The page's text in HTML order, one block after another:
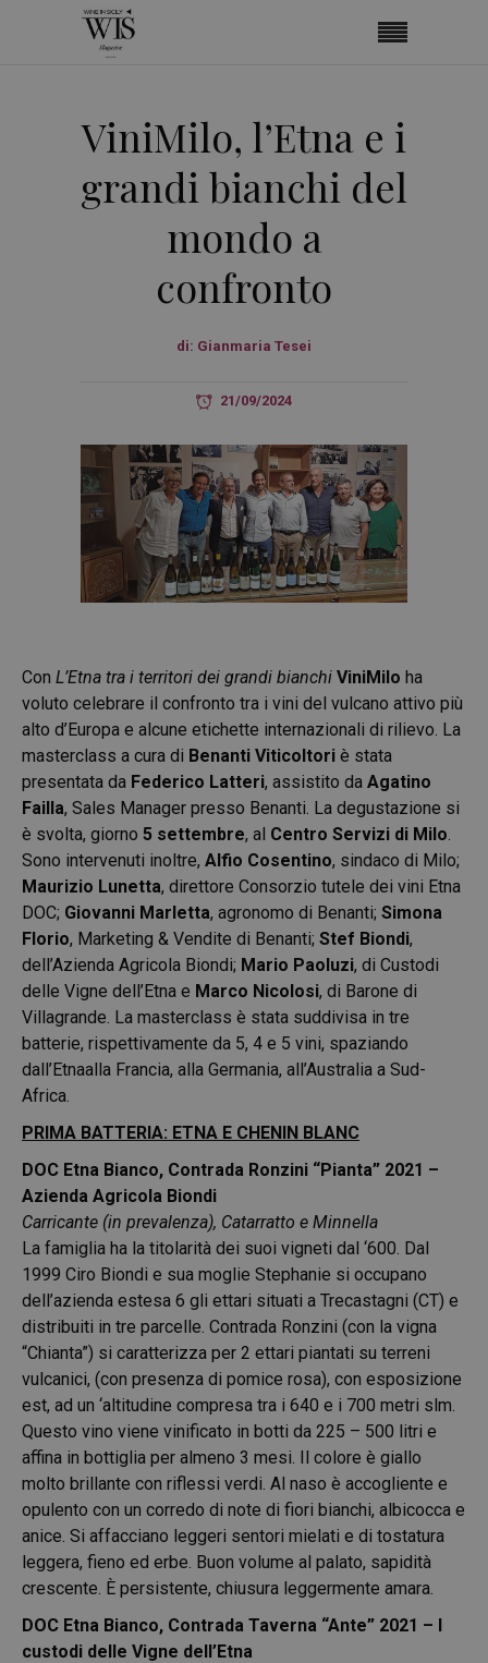
ViniMilo, l’Etna e i
grandi bianchi del
mondo a
confronto
di: Gianmaria Tesei
21/09/2024
Con L’Etna tra i territori dei grandi bianchi ViniMilo ha
voluto celebrare il confronto tra i vini del vulcano attivo più
alto d’Europa e alcune etichette internazionali di rilievo. La
masterclass a cura di Benanti Viticoltori è stata
presentata da Federico Latteri, assistito da Agatino
Failla, Sales Manager presso Benanti. La degustazione si
è svolta, giorno 5 settembre, al Centro Servizi di Milo.
Sono intervenuti inoltre, Alfio Cosentino, sindaco di Milo;
Maurizio Lunetta, direttore Consorzio tutele dei vini Etna
DOC; Giovanni Marletta, agronomo di Benanti; Simona
Florio, Marketing & Vendite di Benanti; Stef Biondi,
dell’Azienda Agricola Biondi; Mario Paoluzi, di Custodi
delle Vigne dell’Etna e Marco Nicolosi, di Barone di
Villagrande. La masterclass è stata suddivisa in tre
batterie, rispettivamente da 5, 4 e 5 vini, spaziando
dall’Etnaalla Francia, alla Germania, all’Australia a Sud-
Africa.
PRIMA BATTERIA: ETNA E CHENIN BLANC
DOC Etna Bianco, Contrada Ronzini “Pianta” 2021 –
Azienda Agricola Biondi
Carricante (in prevalenza), Catarratto e Minnella
La famiglia ha la titolarità dei suoi vigneti dal ‘600. Dal
1999 Ciro Biondi e sua moglie Stephanie si occupano
dell’azienda estesa 6 gli ettari situati a Trecastagni (CT) e
distribuiti in tre parcelle. Contrada Ronzini (con la vigna
“Chianta”) si caratterizza per 2 ettari piantati su terreni
vulcanici, (con presenza di pomice rosa), con esposizione
est, ad un ‘altitudine compresa tra i 640 e i 700 metri slm.
Questo vino viene vinificato in botti da 225 – 500 litri e
affina in bottiglia per almeno 3 mesi. Il colore è giallo
molto brillante con riflessi verdi. Al naso è accogliente e
opulento con un corredo di note di fiori bianchi, albicocca e
anice. Si affacciano leggeri sentori mielati e di tostatura
leggera, fieno ed erbe. Buon volume al palato, sapidità
crescente. È persistente, chiusura leggermente amara.
DOC Etna Bianco, Contrada Taverna “Ante” 2021 – I
custodi delle Vigne dell’Etna